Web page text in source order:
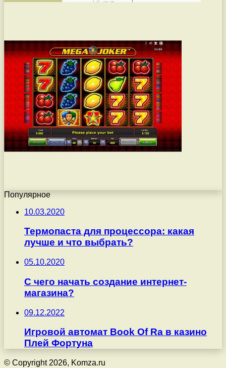
Популярное
10.03.2020
Термопаста для процессора: какая
лучше и что выбрать?
05.10.2020
С чего начать создание интернет-
магазина?
09.12.2022
Игровой автомат Book Of Ra в казино
Плей Фортуна
© Copyright 2026, Komza.ru